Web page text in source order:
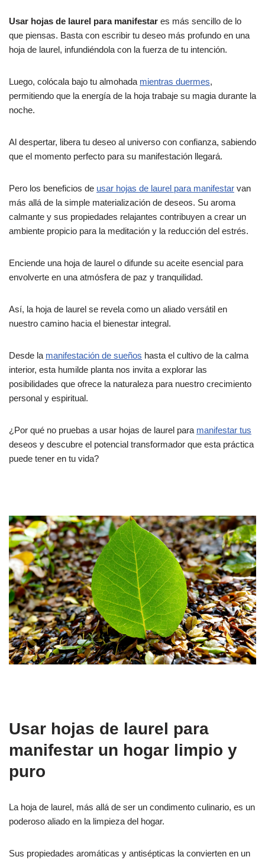
Usar hojas de laurel para manifestar es más sencillo de lo
que piensas. Basta con escribir tu deseo más profundo en una
hoja de laurel, infundiéndola con la fuerza de tu intención.
Luego, colócala bajo tu almohada mientras duermes,
permitiendo que la energía de la hoja trabaje su magia durante la
noche.
Al despertar, libera tu deseo al universo con confianza, sabiendo
que el momento perfecto para su manifestación llegará.
Pero los beneficios de usar hojas de laurel para manifestar van
más allá de la simple materialización de deseos. Su aroma
calmante y sus propiedades relajantes contribuyen a crear un
ambiente propicio para la meditación y la reducción del estrés.
Enciende una hoja de laurel o difunde su aceite esencial para
envolverte en una atmósfera de paz y tranquilidad.
Así, la hoja de laurel se revela como un aliado versátil en
nuestro camino hacia el bienestar integral.
Desde la manifestación de sueños hasta el cultivo de la calma
interior, esta humilde planta nos invita a explorar las
posibilidades que ofrece la naturaleza para nuestro crecimiento
personal y espiritual.
¿Por qué no pruebas a usar hojas de laurel para manifestar tus
deseos y descubre el potencial transformador que esta práctica
puede tener en tu vida?
Usar hojas de laurel para
manifestar un hogar limpio y
puro
La hoja de laurel, más allá de ser un condimento culinario, es un
poderoso aliado en la limpieza del hogar.
Sus propiedades aromáticas y antisépticas la convierten en un